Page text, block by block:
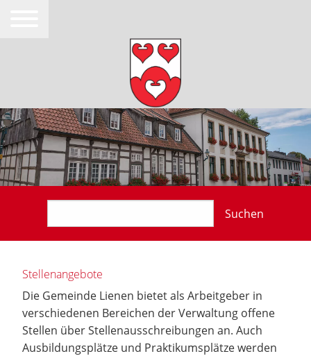
Suchen
Stellenangebote
Die Gemeinde Lienen bietet als Arbeitgeber in
verschiedenen Bereichen der Verwaltung offene
Stellen über Stellenausschreibungen an. Auch
Ausbildungsplätze und Praktikumsplätze werden